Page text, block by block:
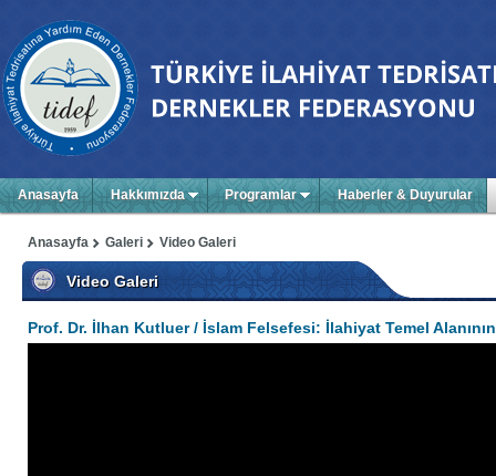
Anasayfa Hakkımızda Programlar Haberler & Duyurular
Video Galeri
Galeri
Anasayfa
Video Galeri
Prof. Dr. İlhan Kutluer / İslam Felsefesi: İlahiyat Temel